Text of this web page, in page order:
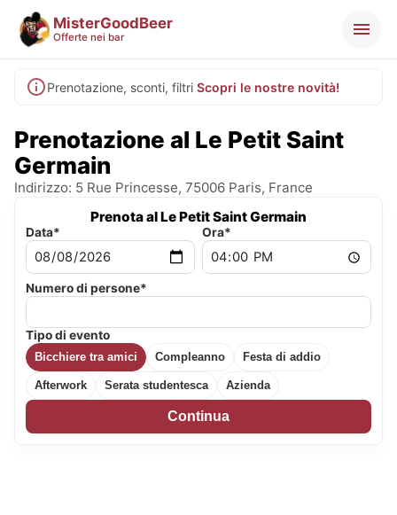
MisterGoodBeer
Offerte nei bar
Prenotazione, sconti, filtri Scopri le nostre novità!
Prenotazione al Le Petit Saint
Germain
Indirizzo: 5 Rue Princesse, 75006 Paris, France
Prenota al Le Petit Saint Germain
Data* Ora*
Numero di persone*
Tipo di evento
Bicchiere tra amici Compleanno Festa di addio
Afterwork Serata studentesca Azienda
Continua